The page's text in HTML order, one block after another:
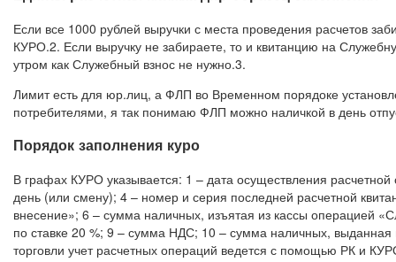
Если все 1000 рублей выручки с места проведения расчетов
КУРО.2. Если выручку не забираете, то и квитанцию на
утром как Служебный взнос не нужно.3.
Лимит есть для юр.лиц, а ФЛП во Временном порядоке
потребителями, я так понимаю ФЛП можно наличкой в день
Порядок заполнения куро
В графах КУРО указывается: 1 – дата осуществления
день (или смену); 4 – номер и серия последней расчетной
внесение»; 6 – сумма наличных, изъятая из кассы операцией
по ставке 20 %; 9 – сумма НДС; 10 – сумма наличных,
торговли учет расчетных операций ведется с помощью РК и